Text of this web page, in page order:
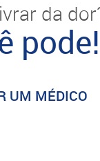
da
pode!
UM MÉDICO